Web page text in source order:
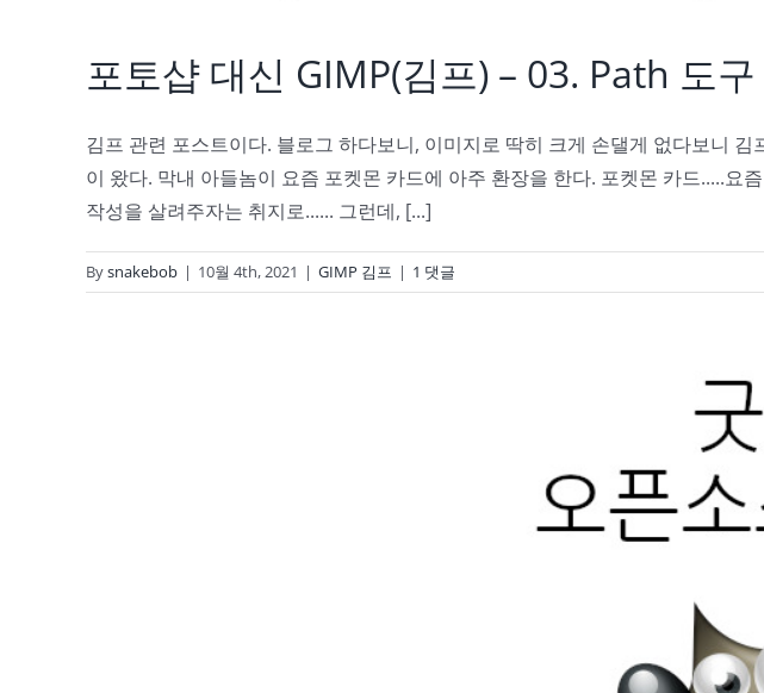
포토샵 대신 GIMP(김프) – 03. Path 도
김프 관련 포스트이다. 블로그 하다보니, 이미지로 딱히 크게 손댈게 없다보니
이 왔다. 막내 아들놈이 요즘 포켓몬 카드에 아주 환장을 한다. 포켓몬 카드.....
작성을 살려주자는 취지로...... 그런데, [...]
Bysnakebob | 10월 4th, 2021 | GIMP 김프 | 1 댓글